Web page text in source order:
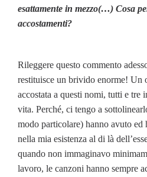
esattamente in mezzo(…) Cosa
accostamenti?
Rileggere questo commento
restituisce un brivido enorme! Un
accostata a questi nomi, tutti e tre
vita. Perché, ci tengo a
modo particolare) hanno avuto ed
nella mia esistenza al di là
quando non immaginavo
lavoro, le canzoni hanno sempre